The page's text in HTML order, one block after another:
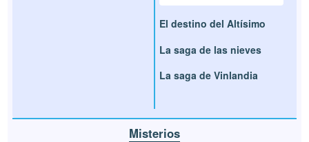
El destino del Altísimo
La saga de las nieves
La saga de Vinlandia
Misterios